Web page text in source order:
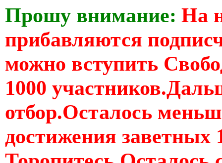
Прошу внимание: На
прибавляются
можно вступить
1000
отбор.Осталось
достижения заветных